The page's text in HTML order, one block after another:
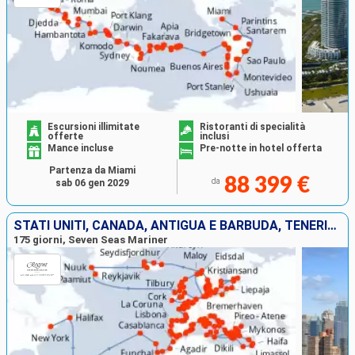
Escursioni illimitate
offerte
Ristoranti di specialità
inclusi
Mance incluse
Pre-notte in hotel offerta
da 88 399 €
Partenza da Miami
sab 06 gen 2029
STATI UNITI, CANADA, ANTIGUA E BARBUDA, TENERIFE, LANZAROTE, MAROCCO, PORTOGALLO, REGNO UNITO, BELGIO, PAESI BASSI, DANIMARCA, POLONIA, LETTONIA, ESTONIA, FINLANDIA, SVEZIA, GERMANIA, NORVEGIA, ISLAND
175 giorni, Seven Seas Mariner